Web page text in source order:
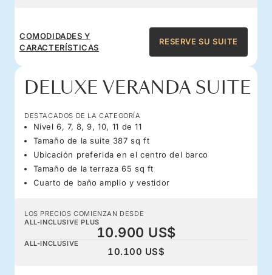
COMODIDADES Y
CARACTERÍSTICAS
RESERVE SU SUITE
DELUXE VERANDA SUITE
DESTACADOS DE LA CATEGORÍA
Nivel 6, 7, 8, 9, 10, 11 de 11
Tamaño de la suite 387 sq ft
Ubicación preferida en el centro del barco
Tamaño de la terraza 65 sq ft
Cuarto de baño amplio y vestidor
LOS PRECIOS COMIENZAN DESDE
ALL-INCLUSIVE PLUS
10.900 US$
ALL-INCLUSIVE
10.100 US$